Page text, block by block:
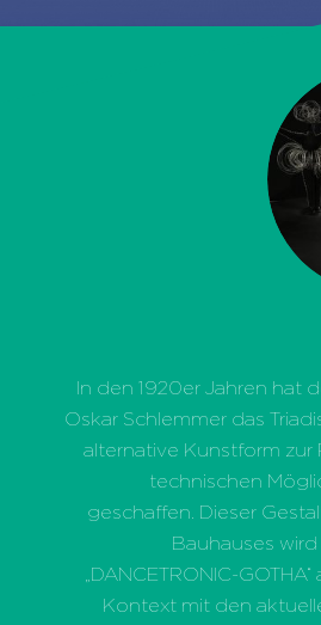
In den 1920er Jahren hat
Oskar Schlemmer das
alternative Kunstform zur
technischen
geschaffen. Dieser
Bauhauses
„DANCETRONIC-
Kontext mit den